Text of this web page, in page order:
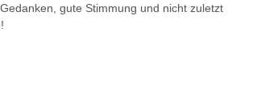
gute Stimmung und nicht zuletzt